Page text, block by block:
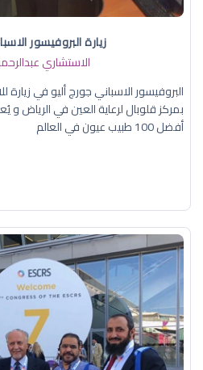
زيارة البروفيسور
الاستشاري
البروفيسور الاسباني جورج أليو في
بمركز قلوبال لرعاية العين في الرياض و
أفضل 100 طبيب عيون في العالم